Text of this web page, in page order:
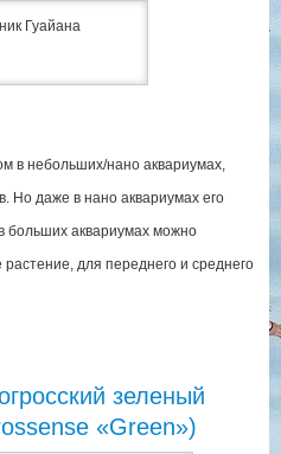
в небольших/нано аквариумах,
Но даже в нано аквариумах его
больших аквариумах можно
растение, для переднего и среднего
зеленый
«Green»)